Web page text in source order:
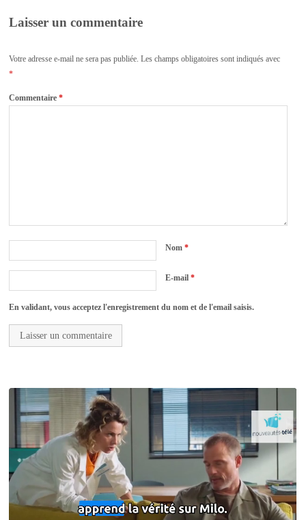
Laisser un commentaire
Votre adresse e-mail ne sera pas publiée. Les champs obligatoires sont indiqués avec
*
Commentaire*
Nom*
E-mail*
En validant, vous acceptez l'enregistrement du nom et de l'email saisis.